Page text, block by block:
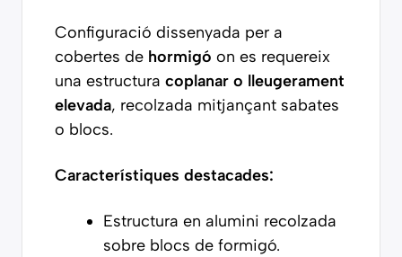
Configuració dissenyada per a
cobertes de hormigó on es requereix
una estructura coplanar o lleugerament
elevada, recolzada mitjançant sabates
o blocs.
Característiques destacades:
Estructura en alumini recolzada
sobre blocs de formigó.